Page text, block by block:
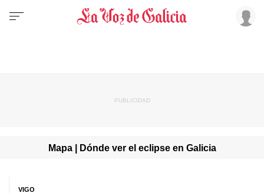
Mapa | Dónde ver el eclipse en Galicia
VIGO